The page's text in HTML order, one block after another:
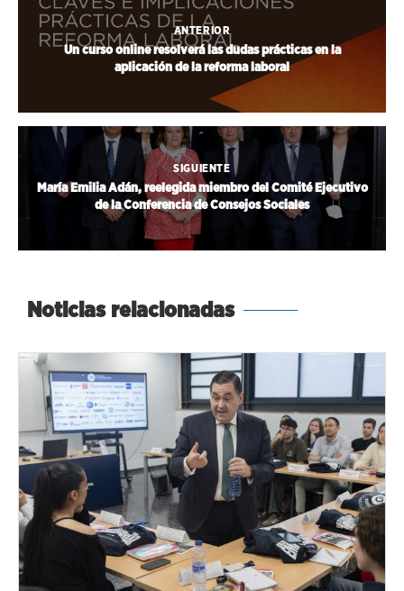
ANTERIOR
Un curso online resolverá las dudas prácticas en la
aplicación de la reforma laboral
SIGUIENTE
María Emilia Adán, reelegida miembro del Comité Ejecutivo
de la Conferencia de Consejos Sociales
Noticias relacionadas